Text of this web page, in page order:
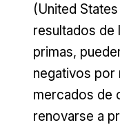
(United
resultados de
primas,
negativos por
mercados de
renovarse a